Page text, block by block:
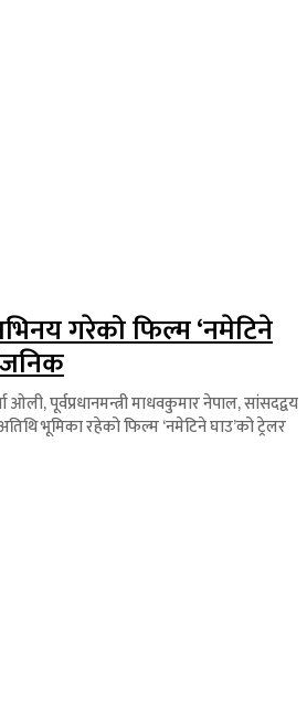
गरेको फिल्म ‘नमेटिने
ओली, पूर्वप्रधानमन्त्री माधवकुमार नेपाल, सांसदद्वय
अतिथि भूमिका रहेको फिल्म ‘नमेटिने घाउ’को ट्रेलर